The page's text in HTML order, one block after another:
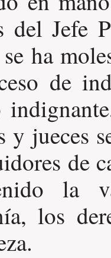
del Jefe
ha
de
y jueces
de
la
los